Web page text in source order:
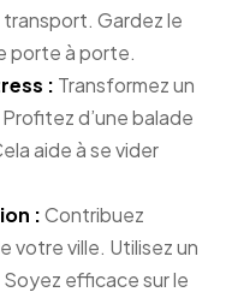
Gardez le
porte à porte.
: Transformez un
d’une balade
aide à se vider
:Contribuez
votre ville. Utilisez un
efficace sur le